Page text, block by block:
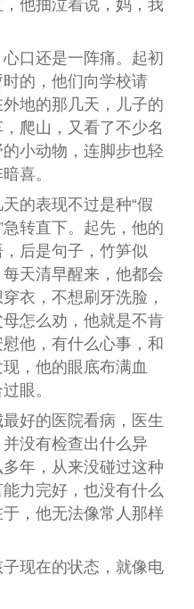
他抽泣着说，妈，我
口还是一阵痛。起初
的，他们向学校请
地的那几天，儿子的
爬山，又看了不少名
小动物，连脚步也轻
喜。
的表现不过是种“假
急转直下。起先，他的
后是句子，竹笋似
天清早醒来，他都会
衣，不想刷牙洗脸，
怎么劝，他就是不肯
他，有什么心事，和
，他的眼底布满血
眼。
好的医院看病，医生
没有检查出什么异
年，从来没碰过这种
力完好，也没有什么
，他无法像常人那样
现在的状态，就像电